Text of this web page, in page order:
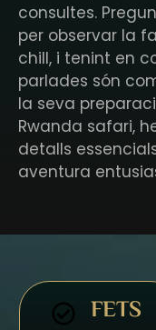
consultes.
per observar la
chill, i tenint en
parlades són
la seva
Rwanda safari,
detalls
aventura
FETS